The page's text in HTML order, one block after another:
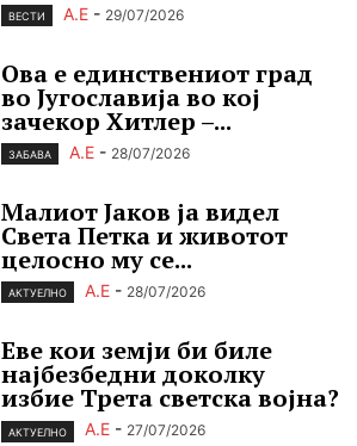
ВЕСТИ А.Е - 29/07/2026
Ова е единствениот град
во Југославија во кој
зачекор Хитлер –...
ЗАБАВА А.Е - 28/07/2026
Малиот Јаков ја видел
Света Петка и животот
целосно му се...
АКТУЕЛНО А.Е - 28/07/2026
Еве кои земји би биле
најбезбедни доколку
избие Трета светска војна?
АКТУЕЛНО А.Е - 27/07/2026